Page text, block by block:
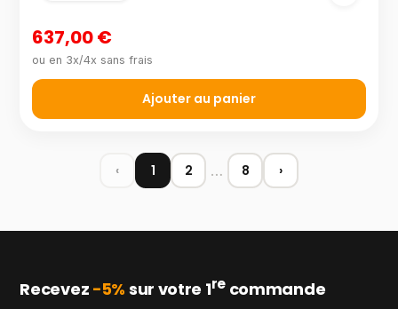
637,00 €
ou en 3x/4x sans frais
Ajouter au panier
‹ 1 2 … 8 ›
Recevez −5% sur votre 1recommande